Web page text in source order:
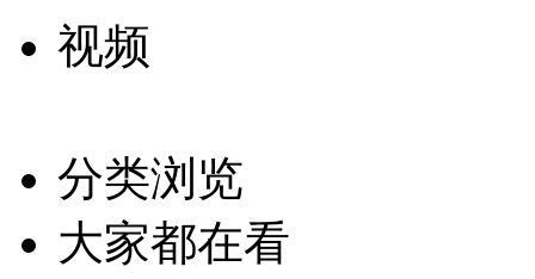
视频
分类浏览
大家都在看